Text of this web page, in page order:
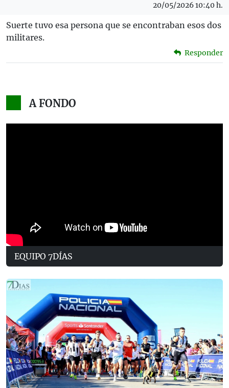
20/05/2026 10:40 h.
Suerte tuvo esa persona que se encontraban esos dos
militares.
Responder
A FONDO
EQUIPO 7DÍAS